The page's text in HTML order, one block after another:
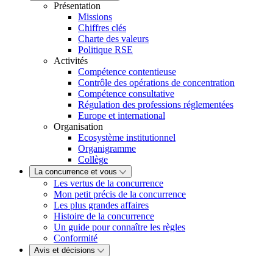
Présentation
Missions
Chiffres clés
Charte des valeurs
Politique RSE
Activités
Compétence contentieuse
Contrôle des opérations de concentration
Compétence consultative
Régulation des professions réglementées
Europe et international
Organisation
Ecosystème institutionnel
Organigramme
Collège
La concurrence et vous
Les vertus de la concurrence
Mon petit précis de la concurrence
Les plus grandes affaires
Histoire de la concurrence
Un guide pour connaître les règles
Conformité
Avis et décisions